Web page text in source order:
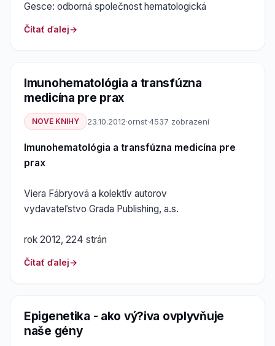
Gesce: odborná společnost hematologická
Čítať ďalej
Imunohematológia a transfúzna
medicína pre prax
NOVE KNIHY 23.10.2012·ornst·4537 zobrazení
Imunohematológia a transfúzna medicína pre
prax
Viera Fábryová a kolektív autorov
vydavateľstvo Grada Publishing, a.s.
rok 2012, 224 strán
Čítať ďalej
Epigenetika - ako vý?iva ovplyvňuje
naše gény